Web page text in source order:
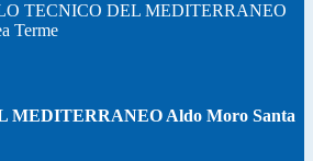
TECNICO DEL MEDITERRANEO
Terme
MEDITERRANEO Aldo Moro Santa